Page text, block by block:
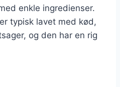
enkle ingredienser.
typisk lavet med kød,
og den har en rig